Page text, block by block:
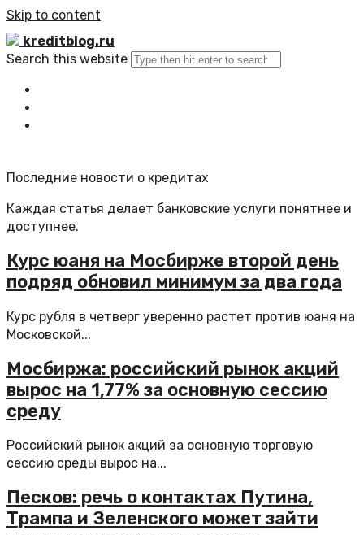
Skip to content
kreditblog.ru
Search this website
Последние новости о кредитах
Каждая статья делает банковские услуги понятнее и
доступнее.
Курс юаня на Мосбирже второй день
подряд обновил минимум за два года
Курс рубля в четверг уверенно растет против юаня на
Московской...
Мосбиржа: российский рынок акций
вырос на 1,77% за основную сессию
среду
Российский рынок акций за основную торговую
сессию среды вырос на...
Песков: речь о контактах Путина,
Трампа и Зеленского может зайти